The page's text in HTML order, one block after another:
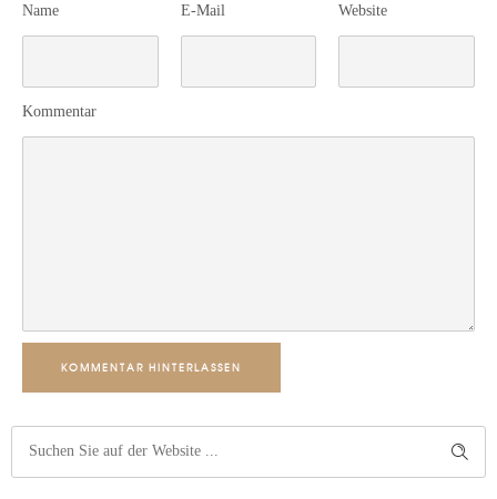
Name E-Mail Website
Kommentar
KOMMENTAR HINTERLASSEN